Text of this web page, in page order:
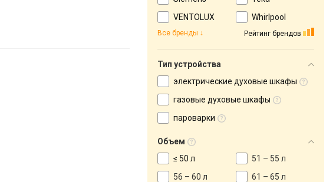
VENTOLUX
Whirlpool
Рейтинг брендов
Все бренды
Тип устройства
электрические духовые шкафы
газовые духовые шкафы
пароварки
Объем
≤ 50 л
51 – 55 л
56 – 60 л
61 – 65 л